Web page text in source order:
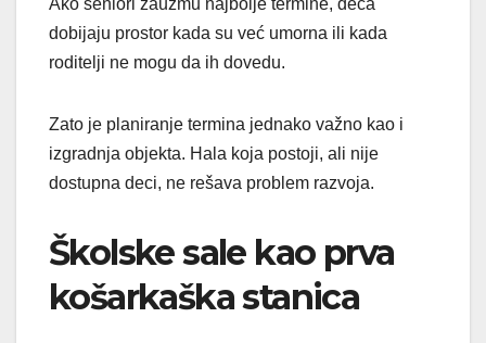
Ako seniori zauzmu najbolje termine, deca
dobijaju prostor kada su već umorna ili kada
roditelji ne mogu da ih dovedu.
Zato je planiranje termina jednako važno kao i
izgradnja objekta. Hala koja postoji, ali nije
dostupna deci, ne rešava problem razvoja.
Školske sale kao prva
košarkaška stanica